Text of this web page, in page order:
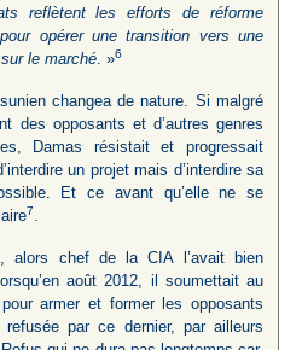
reflètent les efforts de réforme
opérer une transition vers une
le marché. »6
changea de nature. Si malgré
des opposants et d’autres genres
Damas résistait et progressait
un projet mais d’interdire sa
Et ce avant qu’elle ne se
7.
alors chef de la CIA l’avait bien
août 2012, il soumettait au
armer et former les opposants
par ce dernier, par ailleurs